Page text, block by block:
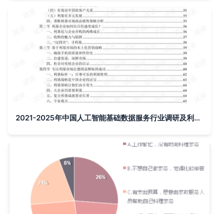
2021-2025年中国人工智能基础数据服务行业调研及利基市场战略咨询报告